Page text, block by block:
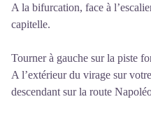
A la bifurcation, face à
capitelle.
Tourner à gauche sur la piste
A l’extérieur du virage sur
descendant sur la route